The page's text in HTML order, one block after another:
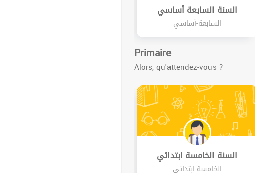
السنة السابعة أساسي
السابعة-أساسي
Primaire
Alors, qu'attendez-vous ?
السنة الخامسة ابتدائي
الخامسة-ابتدائي